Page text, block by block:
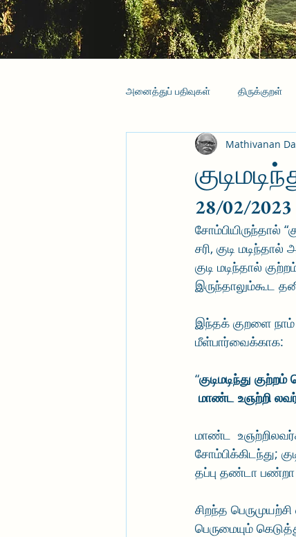
அனைத்துப் பதிவுகள் திருக்குறள்
Mathivanan
28/02/2023
சோம்பியிருந்தால்
சரி, குடி
குடி மடிந்தால்
இருந்தாலும்கூட
இந்தக் குறளை
மீள்பார்வைக்காக:
“குடிமடிந்து குற்றம்
மாண்ட உஞற்றி
மாண்ட
சோம்பிக்கிடந்து;
தப்பு தண்டா பண்றா
சிறந்த
பெருமையும்